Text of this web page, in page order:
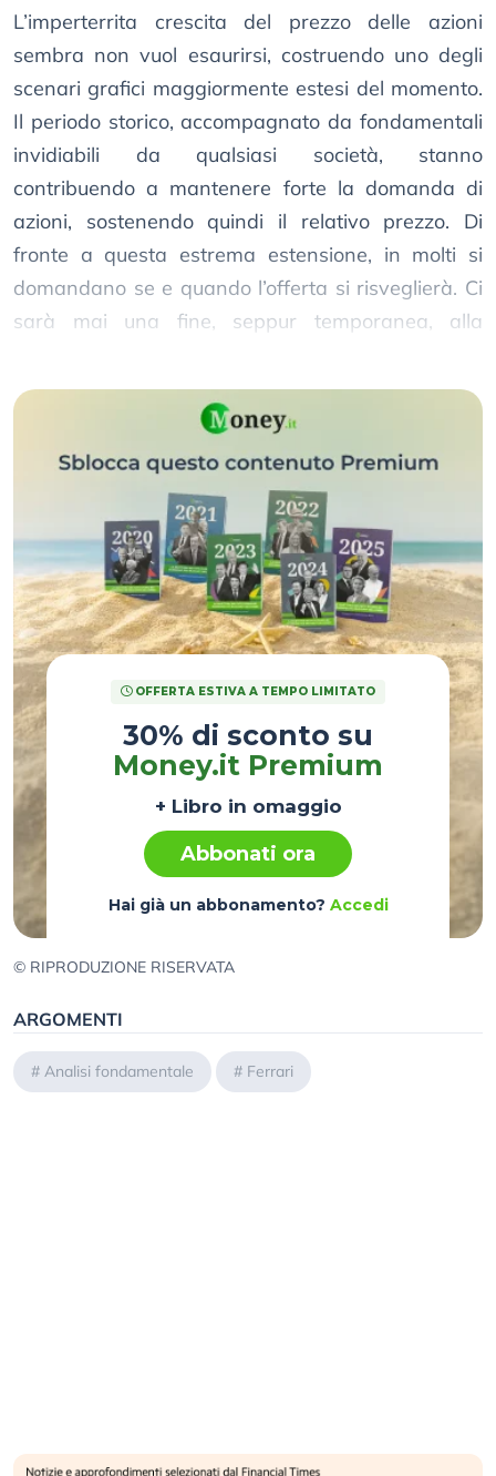
L’imperterrita crescita del prezzo delle azioni
sembra non vuol esaurirsi, costruendo uno degli
scenari grafici maggiormente estesi del momento.
Il periodo storico, accompagnato da fondamentali
invidiabili da qualsiasi società, stanno
contribuendo a mantenere forte la domanda di
azioni, sostenendo quindi il relativo prezzo. Di
fronte a questa estrema estensione, in molti si
domandano se e quando l’offerta si risveglierà. Ci
sarà mai una fine, seppur temporanea, alla
OFFERTA ESTIVA A TEMPO LIMITATO
30% di sconto su
Money.it Premium
+ Libro in omaggio
Abbonati ora
Hai già un abbonamento? Accedi
© RIPRODUZIONE RISERVATA
ARGOMENTI
# Analisi fondamentale # Ferrari